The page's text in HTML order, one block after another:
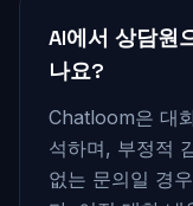
AI에서 상담원
나요?
Chatloom은 대
석하며, 부정적
없는 문의일 경